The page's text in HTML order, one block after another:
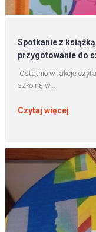
Spotkanie z
przygotowanie do
Ostatnio w akcję
szkolną w...
Czytaj więcej